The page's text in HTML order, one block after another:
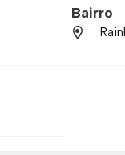
Bairro